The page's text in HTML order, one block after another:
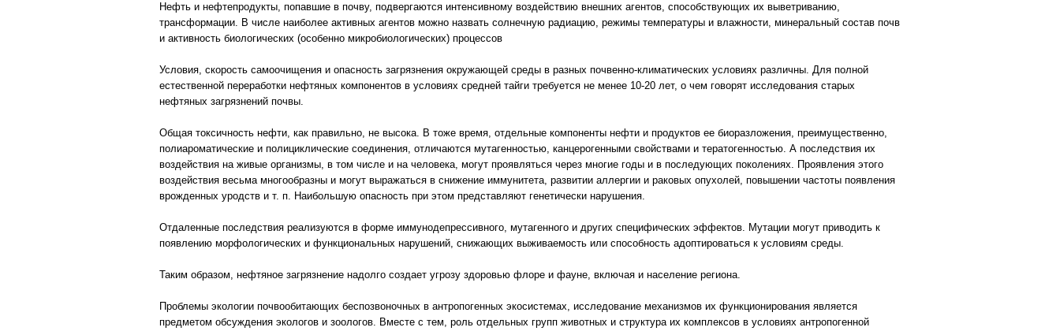
Нефть и нефтепродукты, попавшие в почву, подвергаются интенсивному воздействию внешних агентов, способствующих их выветриванию,
трансформации. В числе наиболее активных агентов можно назвать солнечную радиацию, режимы температуры и влажности, минеральный состав почв
и активность биологических (особенно микробиологических) процессов
Условия, скорость самоочищения и опасность загрязнения окружающей среды в разных почвенно-климатических условиях различны. Для полной
естественной переработки нефтяных компонентов в условиях средней тайги требуется не менее 10-20 лет, о чем говорят исследования старых
нефтяных загрязнений почвы.
Общая токсичность нефти, как правильно, не высока. В тоже время, отдельные компоненты нефти и продуктов ее биоразложения, преимущественно,
полиароматические и полициклические соединения, отличаются мутагенностью, канцерогенными свойствами и тератогенностью. А последствия их
воздействия на живые организмы, в том числе и на человека, могут проявляться через многие годы и в последующих поколениях. Проявления этого
воздействия весьма многообразны и могут выражаться в снижение иммунитета, развитии аллергии и раковых опухолей, повышении частоты появления
врожденных уродств и т. п. Наибольшую опасность при этом представляют генетически нарушения.
Отдаленные последствия реализуются в форме иммунодепрессивного, мутагенного и других специфических эффектов. Мутации могут приводить к
появлению морфологических и функциональных нарушений, снижающих выживаемость или способность адоптироваться к условиям среды.
Таким образом, нефтяное загрязнение надолго создает угрозу здоровью флоре и фауне, включая и население региона.
Проблемы экологии почвообитающих беспозвоночных в антропогенных экосистемах, исследование механизмов их функционирования является
предметом обсуждения экологов и зоологов. Вместе с тем, роль отдельных групп животных и структура их комплексов в условиях антропогенной